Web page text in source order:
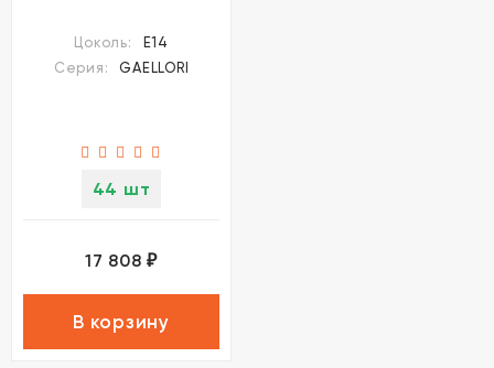
Цоколь:
E14
Серия:
GAELLORI
44 шт
17 808₽
В корзину